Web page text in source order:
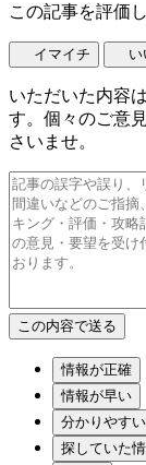
この記事を評価
イマイチ い
いただいた内容
す。個々のご意
さいませ。
情報が正確
情報が早い
分かりやすい
探していた